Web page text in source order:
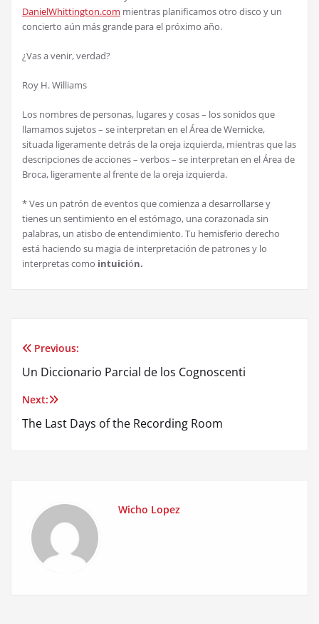
DanielWhittington.com mientras planificamos otro disco y un
concierto aún más grande para el próximo año.
¿Vas a venir, verdad?
Roy H. Williams
Los nombres de personas, lugares y cosas – los sonidos que
llamamos sujetos – se interpretan en elÁrea de Wernicke,
situada ligeramente detrás de la oreja izquierda, mientras que las
descripciones de acciones – verbos – se interpretan en elÁrea de
Broca, ligeramente al frente de la oreja izquierda.
* Ves un patrón de eventos que comienza a desarrollarse y
tienes un sentimiento en el estómago, una corazonada sin
palabras, un atisbo de entendimiento. Tu hemisferio derecho
está haciendo su magia de interpretación de patrones y lo
interpretas como intuición.
Post
navigation
Previous:
Un Diccionario Parcial de los Cognoscenti
Next:
The Last Days of the Recording Room
Wicho Lopez